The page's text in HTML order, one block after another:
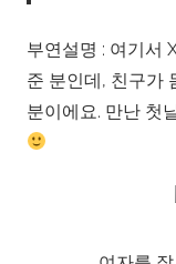
부연설명 : 여기서
준 분인데, 친구가
분이에요. 만난 첫